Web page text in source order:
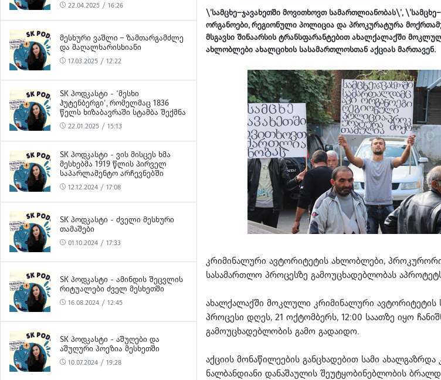
22.04.2025 / 16:26
ᲛᲔᲡᲮᲣᲠᲘ ᲕᲐᲨᲚᲘ – ᲖᲐᲛᲗᲐᲠᲒᲐᲛᲫᲚᲔ
ᲓᲐ ᲛᲐᲦᲐᲚᲮᲐᲠᲘᲡᲮᲘᲐᲜᲘ
17.03.2025 / 12:22
SK ᲞᲝᲓᲙᲐᲡᲢᲘ - ‘ᲛᲔᲡᲮᲘ
ᲰᲣᲢᲔᲜᲑᲔᲠᲒᲘ’, ᲠᲝᲛᲔᲚᲛᲐᲪ 1836
ᲬᲔᲚᲡ ᲮᲘᲖᲐᲑᲐᲕᲠᲐᲨᲘ ᲡᲢᲐᲛᲑᲐ ᲨᲔᲥᲛᲜᲐ
22.01.2025 / 15:13
SK ᲞᲝᲓᲙᲐᲡᲢᲘ - ᲕᲘᲡ ᲛᲘᲡᲪᲔᲡ ᲮᲛᲐ
ᲛᲔᲡᲮᲔᲑᲛᲐ 1919 ᲬᲚᲘᲡ ᲞᲘᲠᲕᲔᲚ
ᲡᲐᲞᲐᲠᲚᲐᲛᲔᲜᲢᲝ ᲐᲠᲩᲔᲕᲜᲔᲑᲨᲘ
12.12.2024 / 17:08
SK ᲞᲝᲓᲙᲐᲡᲢᲘ - ᲫᲕᲔᲚᲘ ᲛᲔᲡᲮᲣᲠᲘ
ᲗᲐᲛᲐᲨᲔᲑᲘ
01.10.2024 / 17:33
SK ᲞᲝᲓᲙᲐᲡᲢᲘ - ᲐᲛᲘᲜᲓᲘᲡ ᲨᲔᲪᲕᲚᲘᲡ
ᲠᲘᲢᲣᲐᲚᲔᲑᲘ ᲫᲕᲔᲚ ᲛᲔᲡᲮᲔᲗᲨᲘ
16.08.2024 / 12:45
SK ᲞᲝᲓᲙᲐᲡᲢᲘ - ᲐᲨᲣᲦᲔᲑᲘ ᲓᲐ
ᲐᲨᲣᲦᲣᲠᲘ ᲞᲝᲔᲖᲘᲐ ᲛᲔᲡᲮᲔᲗᲨᲘ
10.07.2024 / 19:28
\'სამცხე–ჯავახეთში მოვითხოვთ სამართლიანობას\',
ორგანოები, რეგიონული პოლიცია და პროკურატურა
მსგავსი შინაარსის ტრანსფარანტებით ახალქალაქში
ახლობლები ახალციხის სასამართლოსთან აქციას მართავენ.
კრიმინალური ავტორიტეტის ახლობლები,
სასამართლო პროცესზე გამოუცხადებლობას
ახალქალაქში მოკლული კრიმინალური ავტორიტეტის
პროცესი დღეს, 21 ოქტომბერს, 12:00 საათზე იყო
გამოუცხადებლობის გამო გადაიდო.
აქციის მონაწილეების განცხადებით სამი ახალგაზრდა
ნალბანდიანი დანაშაულის შეუტყობინებლობის